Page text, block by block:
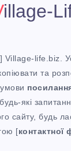
Village-
life.biz.
та
які
сайту, будь
[контактної